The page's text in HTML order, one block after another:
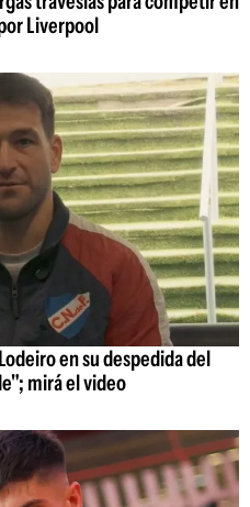
Liverpool
en su despedida del
mirá el video